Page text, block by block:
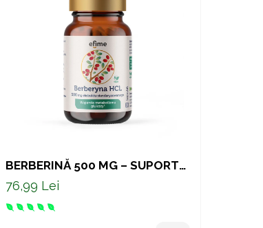
BERBERINĂ 500 MG – SUPORT
NATURAL PENTRU GLICEMIE,
METABOLISM ȘI COLESTEROL
76,99 Lei